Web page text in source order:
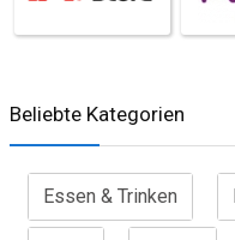
Beliebte Kategorien
Essen & Trinken